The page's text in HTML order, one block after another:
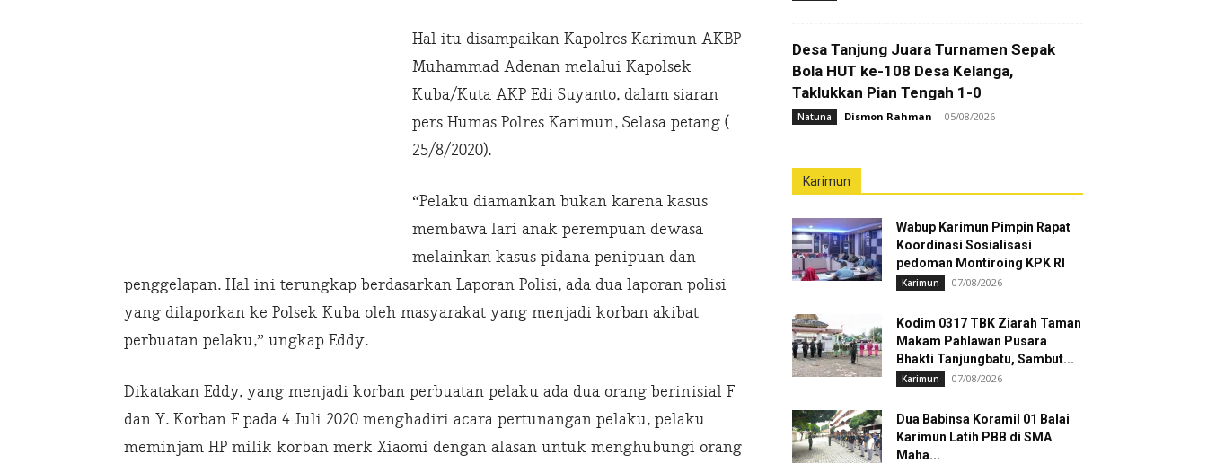
Hal itu disampaikan Kapolres Karimun AKBP
Muhammad Adenan melalui Kapolsek
Kuba/Kuta AKP Edi Suyanto, dalam siaran
pers Humas Polres Karimun, Selasa petang (
25/8/2020).
“Pelaku diamankan bukan karena kasus
membawa lari anak perempuan dewasa
melainkan kasus pidana penipuan dan
penggelapan. Hal ini terungkap berdasarkan Laporan Polisi, ada dua laporan polisi
yang dilaporkan ke Polsek Kuba oleh masyarakat yang menjadi korban akibat
perbuatan pelaku,” ungkap Eddy.
Dikatakan Eddy, yang menjadi korban perbuatan pelaku ada dua orang berinisial F
dan Y. Korban F pada 4 Juli 2020 menghadiri acara pertunangan pelaku, pelaku
meminjam HP milik korban merk Xiaomi dengan alasan untuk menghubungi orang
Desa Tanjung Juara Turnamen Sepak
Bola HUT ke-108 Desa Kelanga,
Taklukkan Pian Tengah 1-0
Natuna Dismon Rahman - 05/08/2026
Karimun
Wabup Karimun Pimpin Rapat
Koordinasi Sosialisasi
pedoman Montiroing KPK RI
Karimun 07/08/2026
Kodim 0317 TBK Ziarah Taman
Makam Pahlawan Pusara
Bhakti Tanjungbatu, Sambut...
Karimun 07/08/2026
Dua Babinsa Koramil 01 Balai
Karimun Latih PBB di SMA
Maha...